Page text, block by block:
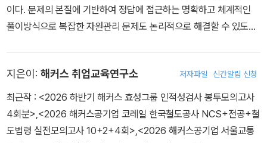
이다. 문제의 본질에 기반하여 정답에 접근하는 명확하고 체계적인
풀이방식으로 복잡한 자원관리 문제도 논리적으로 해결할 수 있도록
한국외대·중앙대·인천대·목원대 등 20여 개 대학에서 취업 특강을 진
행하였다. 삼성그룹 엔지니어 출신으로, 실무 경험을 강의에 녹여낸
현장감 있는 수업으로 수험생들의 높은 신뢰를 받고 있다.
지은이: 해커스 취업교육연구소 저자파일 신간알림 신청
최근작 : <2026 하반기 해커스 효성그룹 인적성검사 봉투모의고사
4회분>,<2026 해커스공기업 코레일 한국철도공사 NCS+전공+철
도법령 실전모의고사 10+2+4회>,<2026 해커스공기업 서울교통